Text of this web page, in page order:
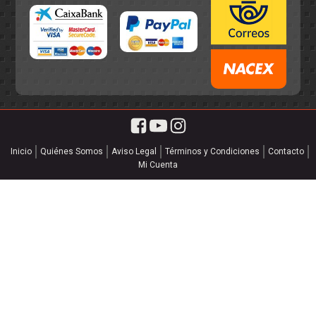
Inicio Quiénes Somos Aviso Legal Términos y Condiciones
Contacto
Mi Cuenta